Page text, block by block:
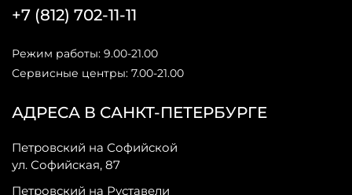
АДРЕСА В САНКТ-ПЕТЕРБУРГЕ
Петровский на Софийской
ул. Софийская, 87
Петровский на Руставели
+7 (812) 702-11-11
Режим работы: 9.00-21.00
Сервисные центры: 7.00-21.00